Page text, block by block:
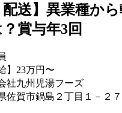
配送】異業種か
賞与年3回
】23万円〜
社九州児湯フーズ
佐賀市鍋島２丁目１－２７